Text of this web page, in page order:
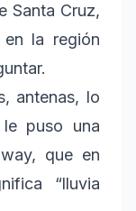
Santa Cruz,
la región
antenas, lo
puso una
que en
“lluvia